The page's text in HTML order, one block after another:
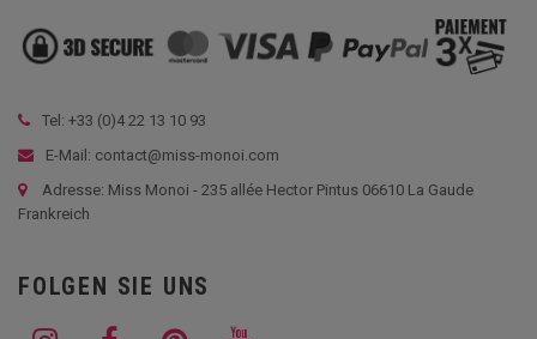
Tel: +33 (0)4 22 13 10 93
E-Mail: contact@miss-monoi.com
Adresse: Miss Monoi - 235 allée Hector Pintus 06610 La Gaude
Frankreich
FOLGEN SIE UNS